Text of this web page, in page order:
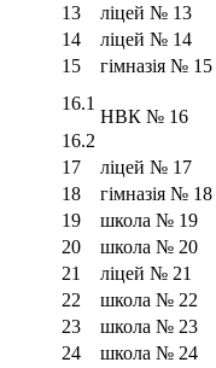
13
ліцей № 13
14
ліцей № 14
15
гімназія № 15
16.1
НВК № 16
16.2
17
ліцей № 17
18
гімназія № 18
19
школа № 19
20
школа № 20
21
ліцей № 21
22
школа № 22
23
школа № 23
24
школа № 24